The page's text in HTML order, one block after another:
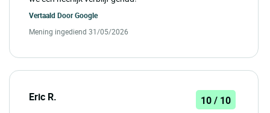
Vertaald DoorGoogle
Mening ingediend 31/05/2026
Eric R. 10 / 10